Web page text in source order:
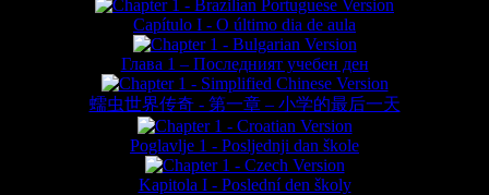
Capítulo I - O último dia de aula
Глава 1 – Последният учебен ден
蠕虫世界传奇 - 第一章 – 小学的最后一天
Poglavlje 1 - Posljednji dan škole
Kapitola I - Poslední den školy